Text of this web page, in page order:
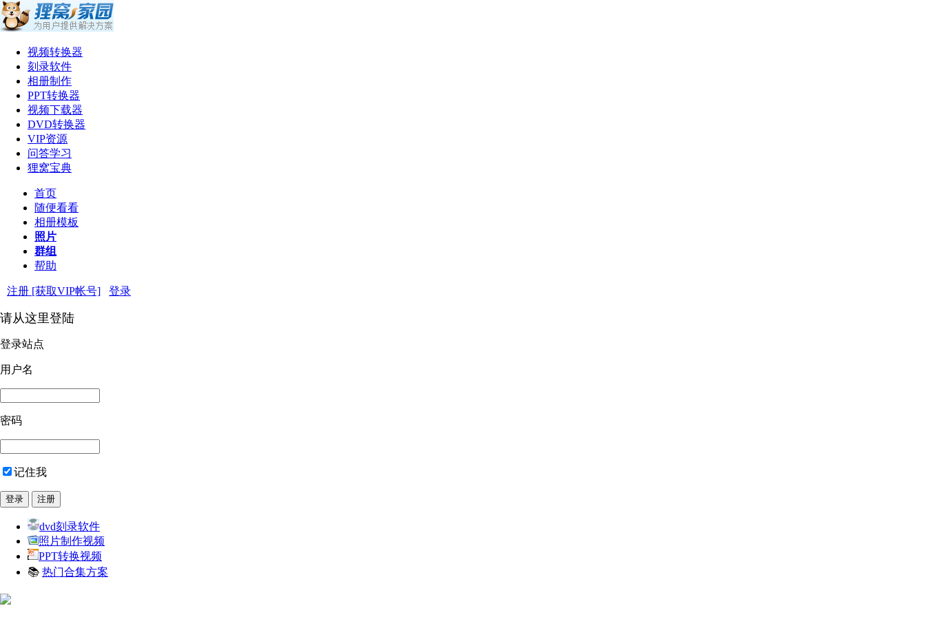
视频转换器
刻录软件
相册制作
PPT转换器
视频下载器
DVD转换器
VIP资源
问答学习
狸窝宝典
首页
随便看看
相册模板
照片
群组
帮助
注册 [获取VIP帐号] 登录
请从这里登陆
登录站点
用户名
密码
记住我
dvd刻录软件
照片制作视频
PPT转换视频
📚 热门合集方案